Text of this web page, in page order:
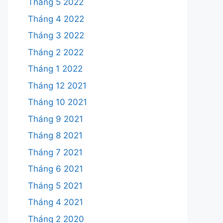
Tháng 5 2022
Tháng 4 2022
Tháng 3 2022
Tháng 2 2022
Tháng 1 2022
Tháng 12 2021
Tháng 10 2021
Tháng 9 2021
Tháng 8 2021
Tháng 7 2021
Tháng 6 2021
Tháng 5 2021
Tháng 4 2021
Tháng 2 2020